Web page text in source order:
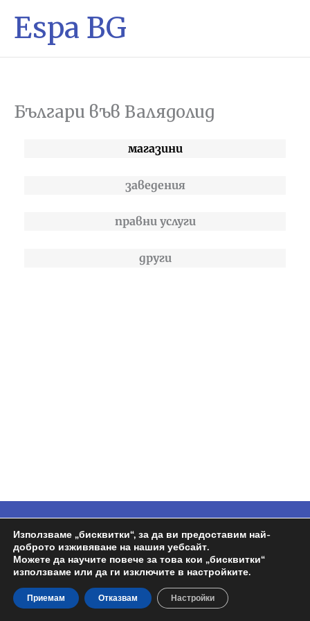
Espa BG
Българи във Валядолид
магазини
заведения
правни услуги
други
Copyright © 2026Espa BG | Задвижван от
Wordpress | Design by Росен
Политика на поверителност
Използваме „бисквитки“, за да ви предоставим най-
доброто изживяване на нашия уебсайт.
Можете да научите повече за това кои „бисквитки“
използваме или да ги изключите в настройките.
Приемам Отказвам Настройки